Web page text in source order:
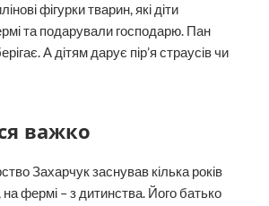
фігурки тварин, які діти
та подарували господарю. Пан
А дітям дарує пір’я страусів чи
важко
Захарчук заснував кілька років
фермі – з дитинства. Його батько